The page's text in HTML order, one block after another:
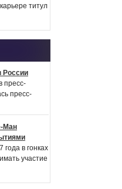
титул
России
пресс-
пресс-
Ман
в гонках
участие